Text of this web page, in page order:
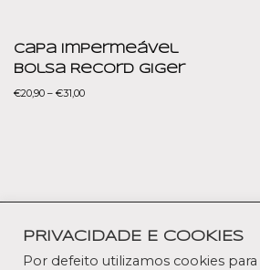
Capa Impermeável
Bolsa Record Giger
€20,90 – €31,00
Livro de
PRIVACIDADE E COOKIES
Por defeito utilizamos cookies